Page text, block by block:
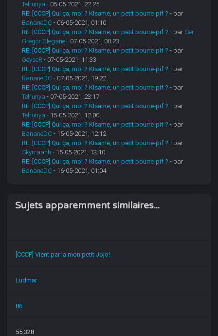
Telrunya - 05-05-2021, 22:25
RE: [CCCP] Qui ça, moi ? KIsame, un petit bourre-pif ? - par
BananeDC - 06-05-2021, 01:10
RE: [CCCP] Qui ça, moi ? KIsame, un petit bourre-pif ? - parSer
Gregor Clegane - 07-05-2021, 00:23
RE: [CCCP] Qui ça, moi ? KIsame, un petit bourre-pif ? - par
GeyseR - 07-05-2021, 11:33
RE: [CCCP] Qui ça, moi ? KIsame, un petit bourre-pif ? - par
BananeDC - 07-05-2021, 19:22
RE: [CCCP] Qui ça, moi ? KIsame, un petit bourre-pif ? - par
Telrunya - 07-05-2021, 23:17
RE: [CCCP] Qui ça, moi ? KIsame, un petit bourre-pif ? - par
Telrunya - 15-05-2021, 12:00
RE: [CCCP] Qui ça, moi ? KIsame, un petit bourre-pif ? - par
BananeDC - 15-05-2021, 12:12
RE: [CCCP] Qui ça, moi ? KIsame, un petit bourre-pif ? - par
Skyrraahh - 15-05-2021, 13:10
RE: [CCCP] Qui ça, moi ? KIsame, un petit bourre-pif ? - par
BananeDC - 16-05-2021, 01:04
Sujets apparemment similaires...
[CCCP] Vient par la mon petit Jojo!
Ludmar
86
55,328